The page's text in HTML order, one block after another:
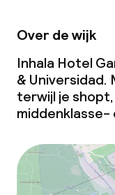
Lunch à la
Diner à la
Laat
Over de wijk
Inhala Hotel
& Universidad.
terwijl je